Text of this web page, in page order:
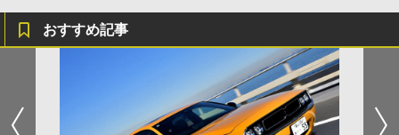
おすすめ記事